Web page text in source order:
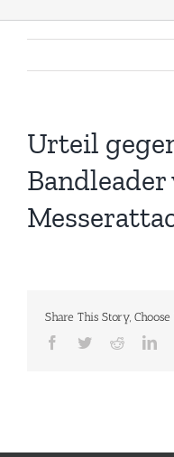
Urteil
Share This Story,
Facebook
TwitterReddit